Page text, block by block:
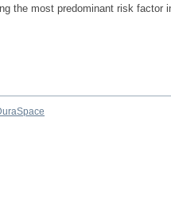
the most predominant risk factor